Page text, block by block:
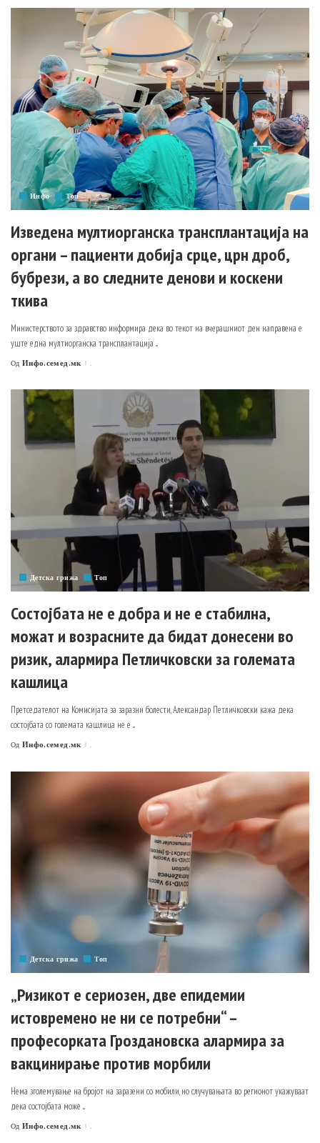
Инфо Топ
Изведена мултиорганска трансплантација на
органи – пациенти добија срце, црн дроб,
бубрези, а во следните денови и коскени
ткива
Министерството за здравство информира дека во текот на вчерашниот ден направена е
уште една мултиорганска трансплантација ...
Posted
Од Инфо.семед.мк
Детска грижа Топ
Состојбата не е добра и не е стабилна,
можат и возрасните да бидат донесени во
ризик, алармира Петличковски за големата
кашлица
Претседателот на Комисијата за заразни болести, Александар Петличковски кажа дека
состојбата со големата кашлица не е ...
Posted
Од Инфо.семед.мк
Детска грижа Топ
„Ризикот е сериозен, две епидемии
истовремено не ни се потребни“ –
професорката Гроздановска алармира за
вакцинирање против морбили
Нема зголемување на бројот на заразени со мобили, но случувањата во регионот укажуваат
дека состојбата може ...
Posted
Од Инфо.семед.мк .